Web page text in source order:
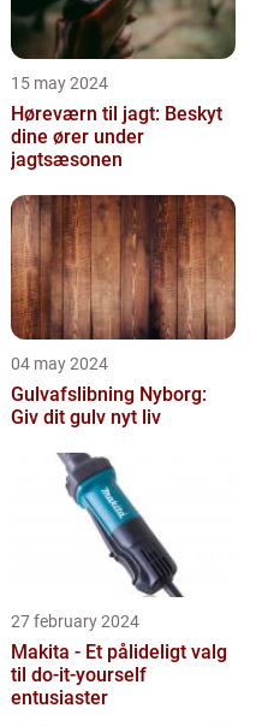
15 may 2024
Høreværn til jagt: Beskyt
dine ører under
jagtsæsonen
04 may 2024
Gulvafslibning Nyborg:
Giv dit gulv nyt liv
27 february 2024
Makita - Et pålideligt valg
til do-it-yourself
entusiaster